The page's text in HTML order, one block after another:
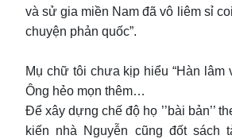
và sử gia miền Nam đã vô liêm sỉ
chuyện phản quốc”.
Mụ chữ tôi chưa kịp hiểu “Hàn lâm
Ông hẻo mọn thêm…
Để xây dựng chế độ họ ’’bài bản’’
kiến nhà Nguyễn cũng đốt sách